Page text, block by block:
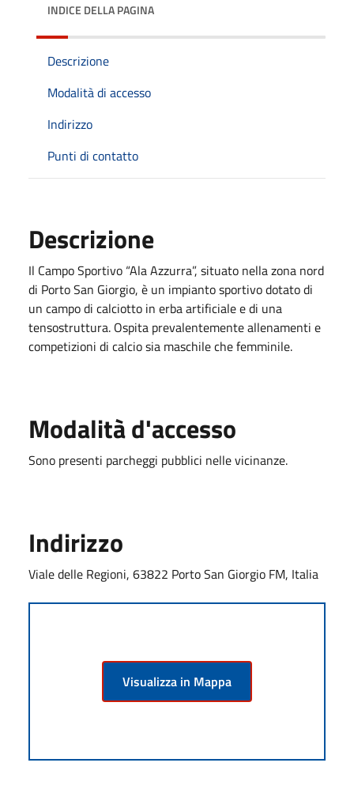
INDICE DELLA PAGINA
Descrizione
Modalità di accesso
Indirizzo
Punti di contatto
Descrizione
Il Campo Sportivo “Ala Azzurra”, situato nella zona nord
di Porto San Giorgio, è un impianto sportivo dotato di
un campo di calciotto in erba artificiale e di una
tensostruttura. Ospita prevalentemente allenamenti e
competizioni di calcio sia maschile che femminile.
Modalità d'accesso
Sono presenti parcheggi pubblici nelle vicinanze.
Indirizzo
Viale delle Regioni, 63822 Porto San Giorgio FM, Italia
Visualizza in Mappa